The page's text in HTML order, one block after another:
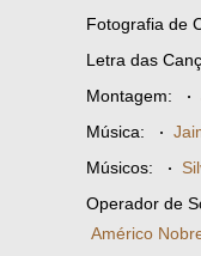
Fotografia de
Letra das
Montagem: ·
Música: ·
Músicos: ·
Operador de
Américo